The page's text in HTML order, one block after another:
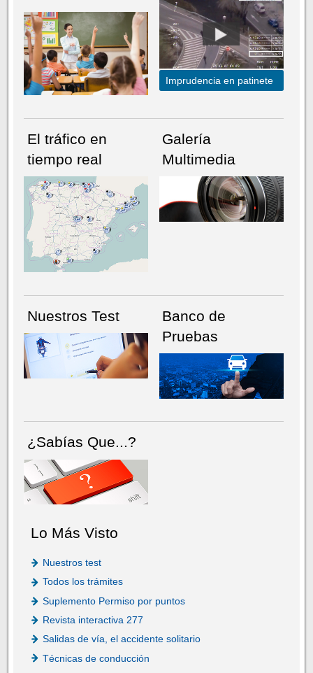
NÚMERO ACTUALHEMEROTECA
Imprudencia en patinete
El tráfico en
tiempo real
Galería
Multimedia
Nuestros Test
Banco de
Pruebas
¿Sabías Que...?
Lo Más Visto
Nuestros test
Todos los trámites
Suplemento Permiso por puntos
Revista interactiva 277
Salidas de vía, el accidente solitario
Técnicas de conducción